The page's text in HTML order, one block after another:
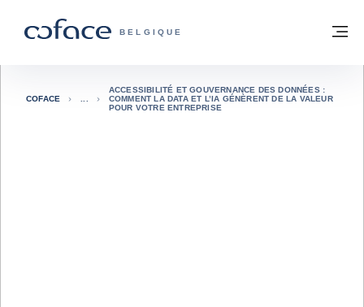
COFACE, FOR TRADE - PAGE
BELGIQUE
Retour à la page d'accueil
COFACE
ACCESSIBILITÉ ET GOUVERNANCE DES DONNÉES :
COMMENT LA DATA ET L’IA GÉNÈRENT DE LA VALEUR
POUR VOTRE ENTREPRISE